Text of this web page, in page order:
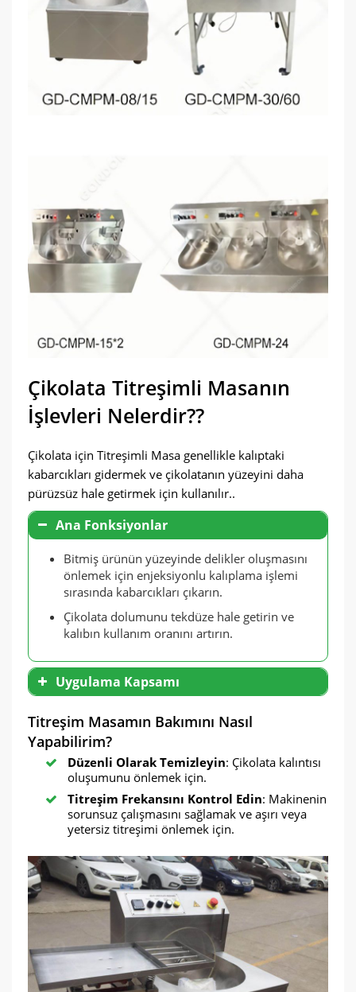
Çikolata Titreşimli Masanın
İşlevleri Nelerdir??
Çikolata için Titreşimli Masa genellikle kalıptaki
kabarcıkları gidermek ve çikolatanın yüzeyini daha
pürüzsüz hale getirmek için kullanılır..
Ana Fonksiyonlar
Bitmiş ürünün yüzeyinde delikler oluşmasını
önlemek için enjeksiyonlu kalıplama işlemi
sırasında kabarcıkları çıkarın.
Çikolata dolumunu tekdüze hale getirin ve
kalıbın kullanım oranını artırın.
Uygulama Kapsamı
Titreşim Masamın Bakımını Nasıl
Yapabilirim?
Düzenli Olarak Temizleyin: Çikolata kalıntısı
oluşumunu önlemek için.
Titreşim Frekansını Kontrol Edin: Makinenin
sorunsuz çalışmasını sağlamak ve aşırı veya
yetersiz titreşimi önlemek için.